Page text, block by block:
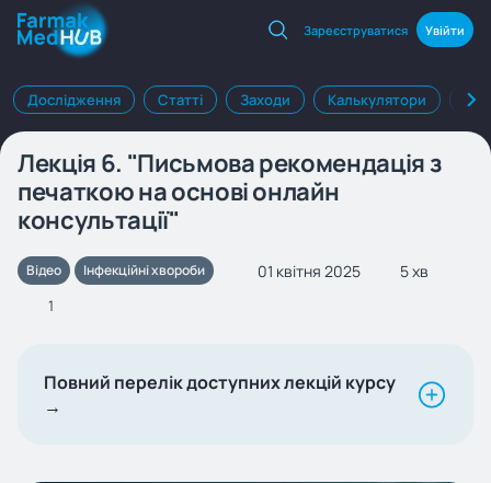
Зареєструватися Увійти
Дослідження Статті Заходи Калькулятори
Лекція 6. "Письмова рекомендація з
печаткою на основі онлайн
консультації"
Відео Інфекційні хвороби 01 квітня 2025 5 хв
1
Повний перелік доступних лекцій курсу
→